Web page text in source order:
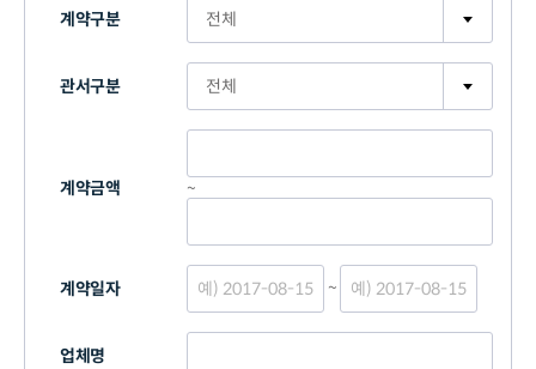
계약구분
관서구분
계약금액 ~
계약일자 ~
업체명